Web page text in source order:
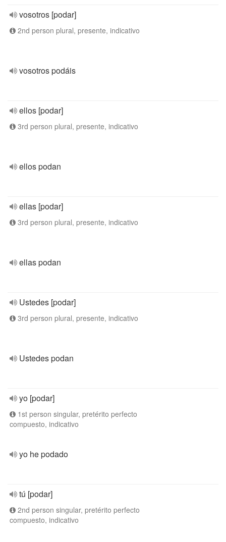
vosotros [podar]
2nd person plural, presente, indicativo
vosotros podáis
ellos [podar]
3rd person plural, presente, indicativo
ellos podan
ellas [podar]
3rd person plural, presente, indicativo
ellas podan
Ustedes [podar]
3rd person plural, presente, indicativo
Ustedes podan
yo [podar]
1st person singular, pretérito perfecto
compuesto, indicativo
yo he podado
tú [podar]
2nd person singular, pretérito perfecto
compuesto, indicativo